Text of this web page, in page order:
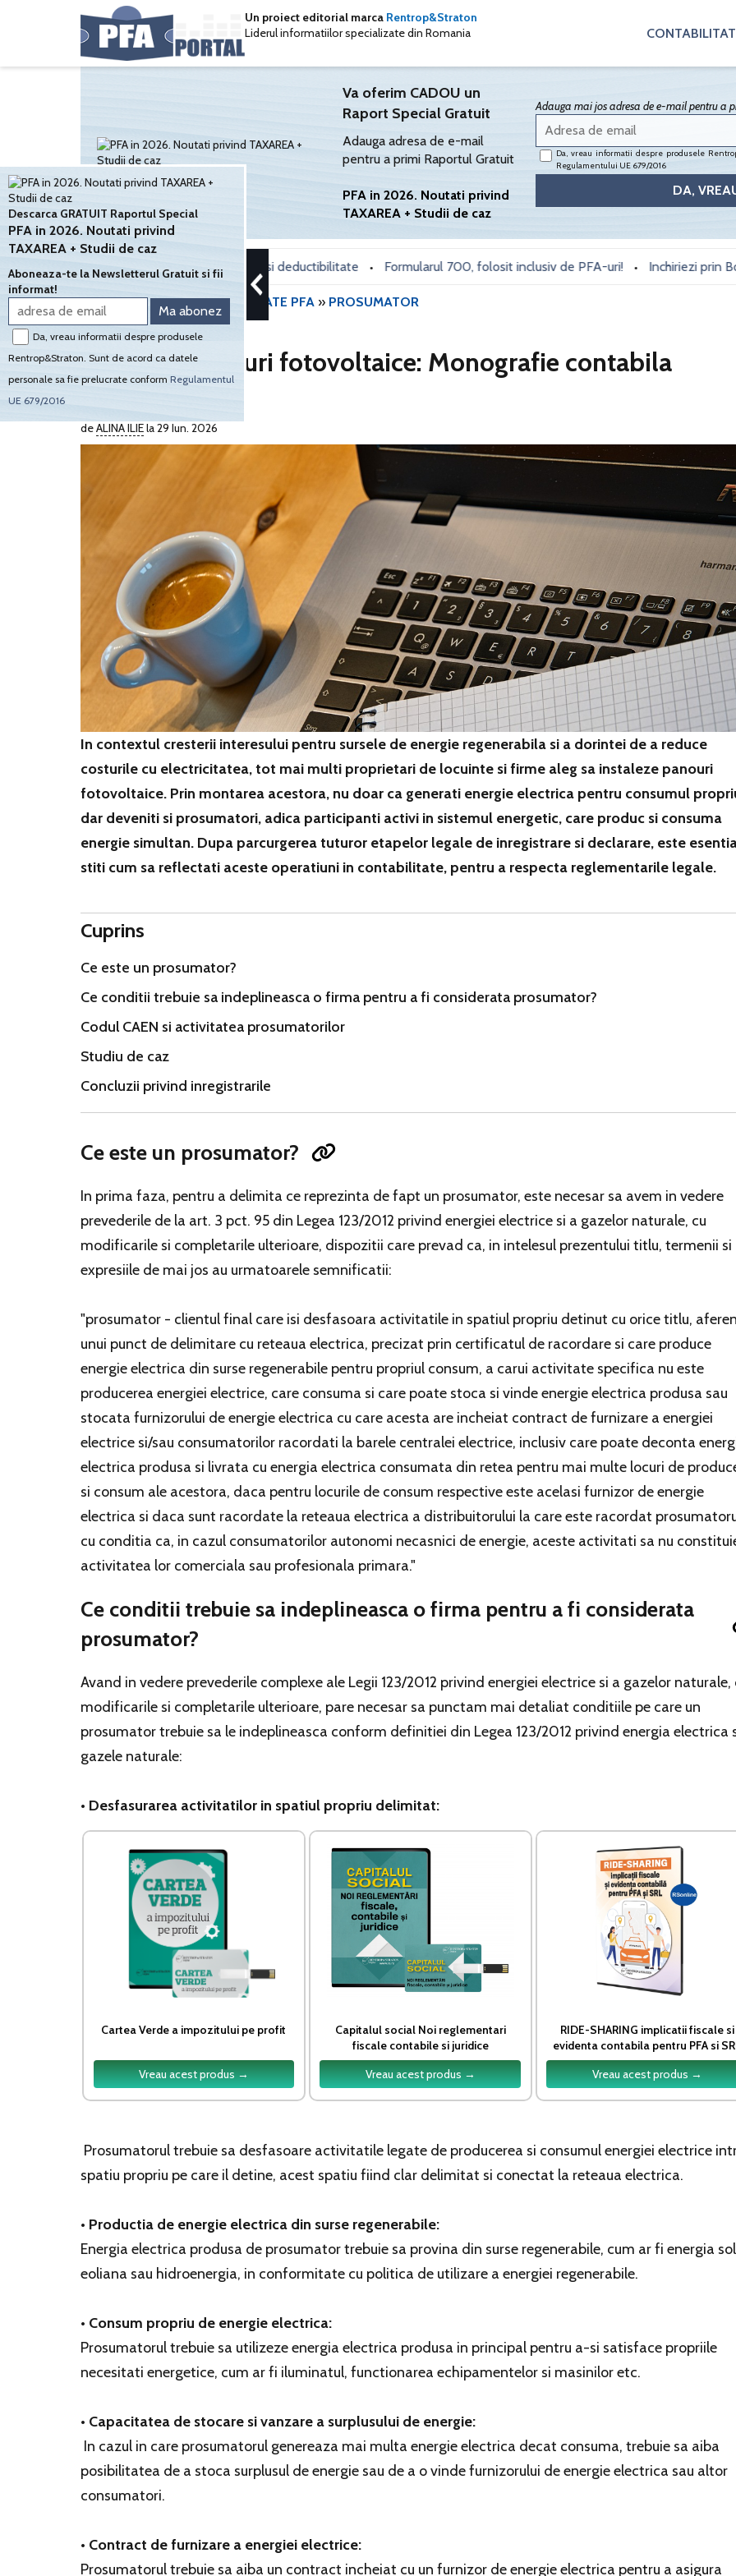
Un proiect editorial marca Rentrop&Straton
Liderul informatiilor specializate din Romania
Va oferim CADOU un
Raport Special Gratuit
Adauga adresa de e-mail
pentru a primi Raportul Gratuit
PFA in 2026. Noutati privind
TAXAREA + Studii de caz
Adauga mai jos adresa de e-mail pentru a
Da, vreau informatii despre produsele
Regulamentului UE 679/2016
sediul social: Calcul impozit, declaratii si deductibilitate • Formularul 700, folosit inclusiv de PFA-uri! • Inchiriezi prin
PORTALPFA.RO»CONTABILITATE PFA » PROSUMATOR
Instalare panouri fotovoltaice: Monografie contabila
deALINA ILIEla 29 Iun. 2026
In contextul cresterii interesului pentru sursele de energie regenerabila si a dorintei de a reduce
costurile cu electricitatea, tot mai multi proprietari de locuinte si firme aleg sa instaleze panouri
fotovoltaice. Prin montarea acestora, nu doar ca generati energie electrica pentru consumul
dar deveniti si prosumatori, adica participanti activi in sistemul energetic, care produc si consuma
energie simultan. Dupa parcurgerea tuturor etapelor legale de inregistrare si declarare, este
stiti cum sa reflectati aceste operatiuni in contabilitate, pentru a respecta reglementarile legale.
Cuprins
Ce este un prosumator?
Ce conditii trebuie sa indeplineasca o firma pentru a fi considerata prosumator?
Codul CAEN si activitatea prosumatorilor
Studiu de caz
Concluzii privind inregistrarile
Ce este un prosumator?
In prima faza, pentru a delimita ce reprezinta de fapt un prosumator, este necesar sa avem in vedere
prevederile de la art. 3 pct. 95 din Legea 123/2012 privind energiei electrice si a gazelor naturale, cu
modificarile si completarile ulterioare, dispozitii care prevad ca, in intelesul prezentului titlu, termenii si
expresiile de mai jos au urmatoarele semnificatii:
"prosumator - clientul final care isi desfasoara activitatile in spatiul propriu detinut cu orice titlu,
unui punct de delimitare cu reteaua electrica, precizat prin certificatul de racordare si care produce
energie electrica din surse regenerabile pentru propriul consum, a carui activitate specifica nu este
producerea energiei electrice, care consuma si care poate stoca si vinde energie electrica produsa sau
stocata furnizorului de energie electrica cu care acesta are incheiat contract de furnizare a energiei
electrice si/sau consumatorilor racordati la barele centralei electrice, inclusiv care poate deconta
electrica produsa si livrata cu energia electrica consumata din retea pentru mai multe locuri de
si consum ale acestora, daca pentru locurile de consum respective este acelasi furnizor de energie
electrica si daca sunt racordate la reteaua electrica a distribuitorului la care este racordat
cu conditia ca, in cazul consumatorilor autonomi necasnici de energie, aceste activitati sa nu
activitatea lor comerciala sau profesionala primara."
Ce conditii trebuie sa indeplineasca o firma pentru a fi considerata
prosumator?
Avand in vedere prevederile complexe ale Legii 123/2012 privind energiei electrice si a gazelor naturale,
modificarile si completarile ulterioare, pare necesar sa punctam mai detaliat conditiile pe care un
prosumator trebuie sa le indeplineasca conform definitiei din Legea 123/2012 privind energia electrica
gazele naturale:
• Desfasurarea activitatilor in spatiul propriu delimitat:
Cartea Verde a impozitului pe profit
Vreau acest produs →
Capitalul social Noi reglementari
fiscale contabile si juridice
Vreau acest produs →
RIDE-SHARING implicatii fiscale si
evidenta contabila pentru PFA si
Vreau acest produs →
Prosumatorul trebuie sa desfasoare activitatile legate de producerea si consumul energiei electrice
spatiu propriu pe care il detine, acest spatiu fiind clar delimitat si conectat la reteaua electrica.
• Productia de energie electrica din surse regenerabile:
Energia electrica produsa de prosumator trebuie sa provina din surse regenerabile, cum ar fi energia
eoliana sau hidroenergia, in conformitate cu politica de utilizare a energiei regenerabile.
• Consum propriu de energie electrica:
Prosumatorul trebuie sa utilizeze energia electrica produsa in principal pentru a-si satisface propriile
necesitati energetice, cum ar fi iluminatul, functionarea echipamentelor si masinilor etc.
• Capacitatea de stocare si vanzare a surplusului de energie:
In cazul in care prosumatorul genereaza mai multa energie electrica decat consuma, trebuie sa aiba
posibilitatea de a stoca surplusul de energie sau de a o vinde furnizorului de energie electrica sau altor
consumatori.
• Contract de furnizare a energiei electrice:
Prosumatorul trebuie sa aiba un contract incheiat cu un furnizor de energie electrica pentru a asigura
Descarca GRATUIT Raportul Special
PFA in 2026. Noutati privind
TAXAREA + Studii de caz
Aboneaza-te la Newsletterul Gratuit si fii
informat!
Da, vreau informatii despre produsele
Rentrop&Straton. Sunt de acord ca datele
personale sa fie prelucrate conform Regulamentul
UE 679/2016